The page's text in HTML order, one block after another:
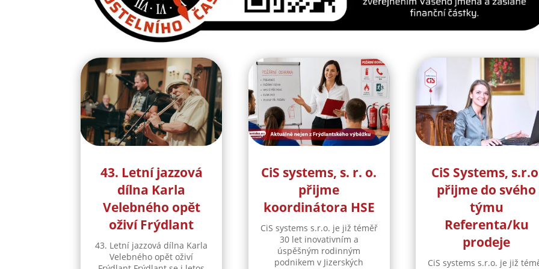
43. Letní jazzová
dílna Karla
Velebného opět
oživí Frýdlant
43. Letní jazzová dílna Karla
Velebného opět oživí
CiS systems, s. r. o.
přijme
koordinátora HSE
CiS systems s.r.o. je již téměř
30 let inovativním a
úspěšným rodinným
podnikem v Jizerských
CiS Systems,
přijme do svého
týmu
Referenta/ku
prodeje
CiS systems s.r.o. je již